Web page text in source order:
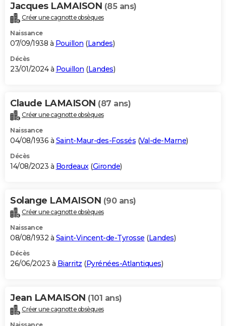
Jacques LAMAISON (85 ans)
Créer une cagnotte obsèques
Naissance
07/09/1938 à Pouillon (Landes)
Décès
23/01/2024 à Pouillon (Landes)
Claude LAMAISON (87 ans)
Créer une cagnotte obsèques
Naissance
04/08/1936 à Saint-Maur-des-Fossés (Val-de-Marne)
Décès
14/08/2023 à Bordeaux(Gironde)
Solange LAMAISON (90 ans)
Créer une cagnotte obsèques
Naissance
08/08/1932 à Saint-Vincent-de-Tyrosse (Landes)
Décès
26/06/2023 à Biarritz (Pyrénées-Atlantiques)
Jean LAMAISON (101 ans)
Créer une cagnotte obsèques